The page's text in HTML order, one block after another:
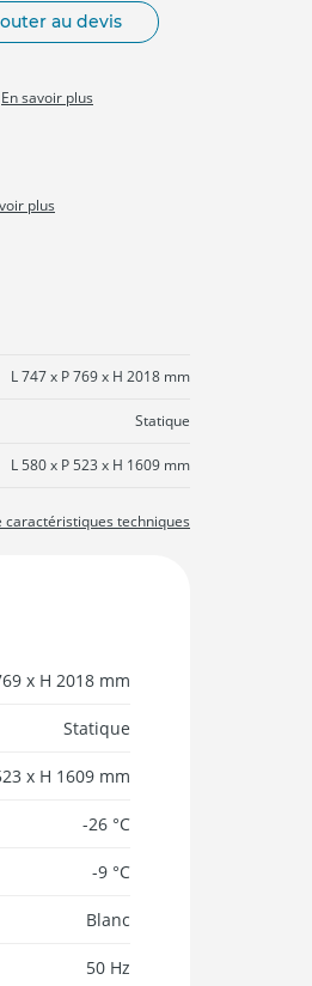
au devis
En savoir plus
plus
L 747 x P 769 x H 2018 mm
Statique
L 580 x P 523 x H 1609 mm
caractéristiques techniques
x H 2018 mm
Statique
x H 1609 mm
-26 °C
-9 °C
Blanc
50 Hz